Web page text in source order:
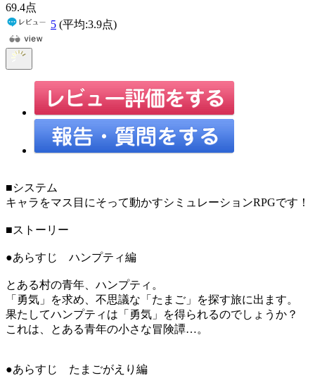
69.4点
5 (平均:3.9点)
■システム
キャラをマス目にそって動かすシミュレーションRPGです！
■ストーリー
●あらすじ ハンプティ編
とある村の青年、ハンプティ。
「勇気」を求め、不思議な「たまご」を探す旅に出ます。
果たしてハンプティは「勇気」を得られるのでしょうか？
これは、とある青年の小さな冒険譚…。
●あらすじ たまごがえり編